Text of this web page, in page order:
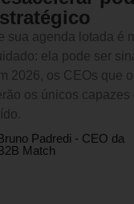
sua agenda lotada é
ela pode ser
2026, os CEOs que
os únicos
Padredi - CEO da
Match